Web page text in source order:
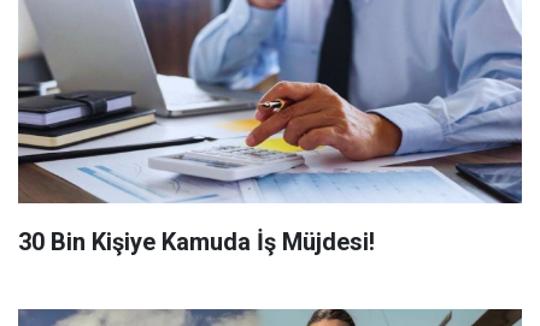
​30 Bin Kişiye Kamuda İş Müjdesi!